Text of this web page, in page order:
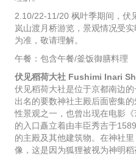
2.10/22-11/20 枫叶季期间，伏
岚山渡月桥游览，景观情况受
为准，敬请理解。
午餐：包含午餐/釜饭御膳料理
伏见稻荷大社 Fushimi Inari
伏见稻荷大社是位于京都南边
出名的要数神社主殿后面密集
性景观之一，也曾出现在电影
的入口矗立着由丰臣秀吉于
的主殿及其他建筑物。在神社
像，这是因为狐狸被视为神明